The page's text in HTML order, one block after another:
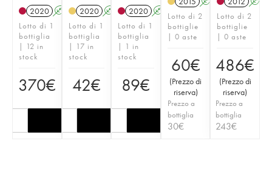
2020 A
Lotto di 1
bottiglia
| 12 in
stock
370€
2020 A
Lotto di 1
bottiglia
| 17 in
stock
42€
2020 A
Lotto di 1
bottiglia
| 1 in
stock
89€
Lotto di 2
bottiglie
| 0 aste
60€
(Prezzo di
riserva)
Prezzo a
bottiglia
30€
Lotto di 2
bottiglie
| 0 aste
486€
(Prezzo di
riserva)
Prezzo a
bottiglia
243€